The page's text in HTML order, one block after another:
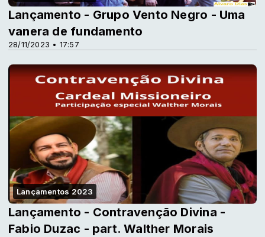
28/11/2023 • 17:57
Lançamento - Grupo Vento Negro - Uma
vanera de fundamento
Lançamentos 2023
Lançamento - Contravenção Divina -
Fabio Duzac - part. Walther Morais